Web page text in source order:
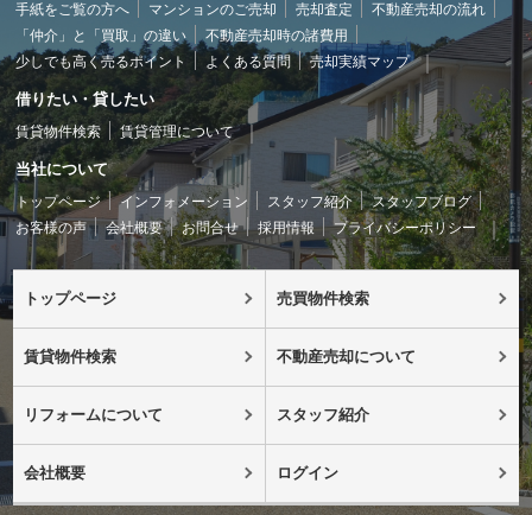
手紙をご覧の方へ マンションのご売却 売却査定
不動産売却の流れ
「仲介」と「買取」の違い
不動産売却時の諸費用
少しでも高く売るポイント
よくある質問 売却実績マップ
借りたい・貸したい
賃貸物件検索 賃貸管理について
当社について
トップページ インフォメーション スタッフ紹介
スタッフブログ
お客様の声
会社概要 お問合せ 採用情報 プライバシーポリシー
トップページ 売買物件検索
賃貸物件検索 不動産売却について
リフォームについて スタッフ紹介
会社概要 ログイン